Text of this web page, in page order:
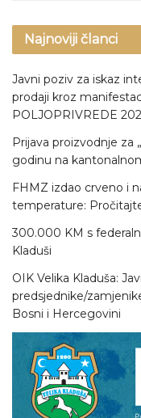
Najnoviji članci
Javni poziv za iskaz
prodaji kroz
POLJOPRIVREDE
Prijava proizvodnje za
godinu na
FHMZ izdao crveno i
temperature:
300.000 KM s
Kladuši
OIK Velika Kladuša:
predsjednike/
Bosni i Hercegovini